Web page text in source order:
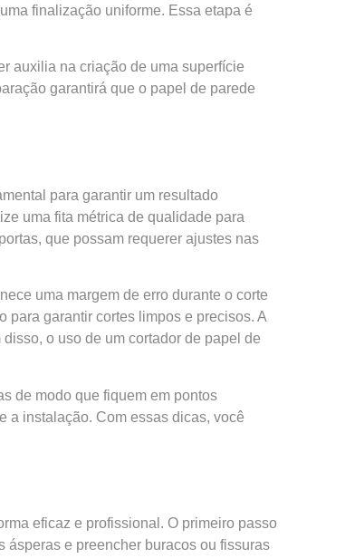
finalização uniforme. Essa etapa é
auxilia na criação de uma superfície
garantirá que o papel de parede
para garantir um resultado
uma fita métrica de qualidade para
que possam requerer ajustes nas
uma margem de erro durante o corte
para garantir cortes limpos e precisos. A
o uso de um cortador de papel de
de modo que fiquem em pontos
a instalação. Com essas dicas, você
eficaz e profissional. O primeiro passo
ásperas e preencher buracos ou fissuras